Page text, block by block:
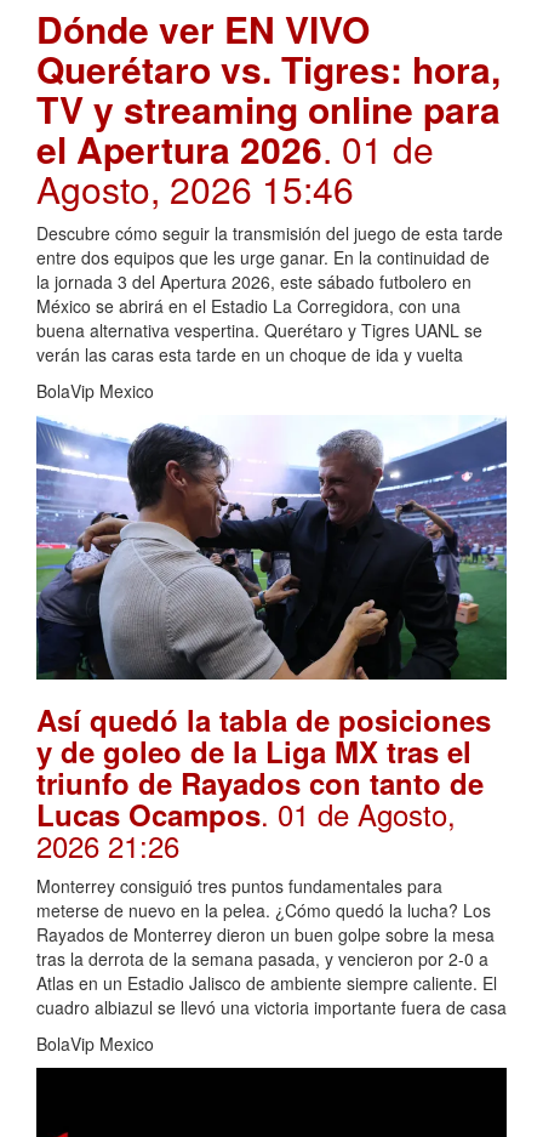
Dónde ver EN VIVO
Querétaro vs. Tigres: hora,
TV y streaming online para
el Apertura 2026. 01 de
Agosto, 2026 15:46
Descubre cómo seguir la transmisión del juego de esta tarde
entre dos equipos que les urge ganar. En la continuidad de
la jornada 3 del Apertura 2026, este sábado futbolero en
México se abrirá en el Estadio La Corregidora, con una
buena alternativa vespertina. Querétaro y Tigres UANL se
verán las caras esta tarde en un choque de ida y vuelta
BolaVip Mexico
Así quedó la tabla de posiciones
y de goleo de la Liga MX tras el
triunfo de Rayados con tanto de
Lucas Ocampos. 01 de Agosto,
2026 21:26
Monterrey consiguió tres puntos fundamentales para
meterse de nuevo en la pelea. ¿Cómo quedó la lucha? Los
Rayados de Monterrey dieron un buen golpe sobre la mesa
tras la derrota de la semana pasada, y vencieron por 2-0 a
Atlas en un Estadio Jalisco de ambiente siempre caliente. El
cuadro albiazul se llevó una victoria importante fuera de casa
BolaVip Mexico